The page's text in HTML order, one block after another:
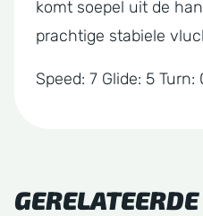
komt soepel uit de
prachtige stabiele
Speed: 7 Glide: 5 Turn: